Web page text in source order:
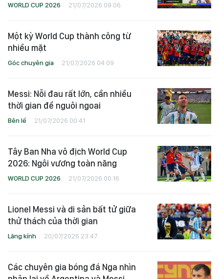
WORLD CUP 2026 21/07/2026 09:06
Một kỳ World Cup thành công từ
nhiều mặt
Góc chuyên gia 21/07/2026 04:09
Messi: Nỗi đau rất lớn, cần nhiều
thời gian để nguôi ngoai
Bên lề 21/07/2026 00:41
Tây Ban Nha vô địch World Cup
2026: Ngôi vương toàn năng
WORLD CUP 2026 21/07/2026 00:16
Lionel Messi và di sản bất tử giữa
thử thách của thời gian
Lăng kính 20/07/2026 23:47
Các chuyên gia bóng đá Nga nhìn